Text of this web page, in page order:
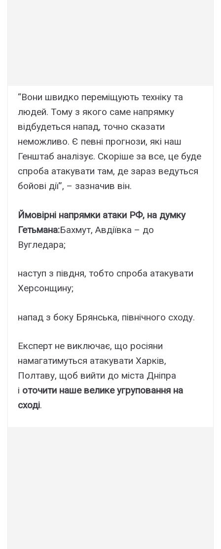
“Вони швидко переміщують техніку та
людей. Тому з якого саме напрямку
відбудеться напад, точно сказати
неможливо. Є певні прогнози, які наш
Генштаб аналізує. Скоріше за все, це буде
спроба атакувати там, де зараз ведуться
бойові дії”, – зазначив він.
Ймовірні напрямки атаки РФ, на думку
Гетьмана:Бахмут, Авдіївка – до
Вугледара;
наступ з півдня, тобто спроба атакувати
Херсонщину;
напад з боку Брянська, північного сходу.
Експерт не виключає, що росіяни
намагатимуться атакувати Харків,
Полтаву, щоб вийти до міста Дніпра
і оточити наше велике угруповання на
сході.